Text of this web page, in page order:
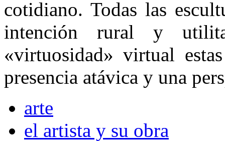
cotidiano. Todas las
intención rural y
«virtuosidad» virtual
presencia atávica y una
arte
el artista y su obra